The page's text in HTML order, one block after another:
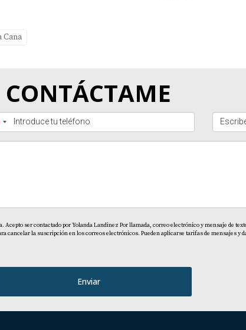
Cana
CONTÁCTAME
ser contactado por Yolanda Landinez Por llamada, correo electrónico y mensaje de
cancelar la suscripción en los correos electrónicos. Pueden aplicarse tarifas de mensajes y
Enviar